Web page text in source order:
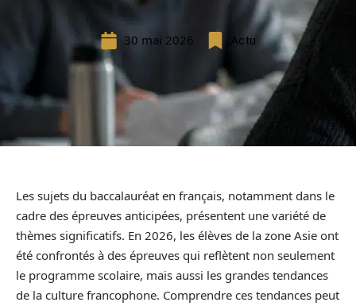
30 mai 2026 Actu
Les sujets du baccalauréat en français, notamment dans le
cadre des épreuves anticipées, présentent une variété de
thèmes significatifs. En 2026, les élèves de la zone Asie ont
été confrontés à des épreuves qui reflètent non seulement
le programme scolaire, mais aussi les grandes tendances
de la culture francophone. Comprendre ces tendances peut